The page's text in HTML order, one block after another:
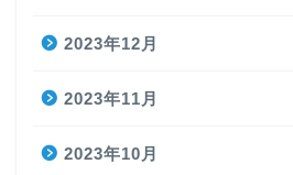
2023年12月
2023年11月
2023年10月